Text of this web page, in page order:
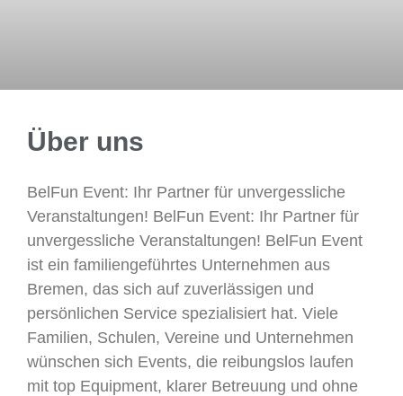
Über uns
BelFun Event: Ihr Partner für unvergessliche
Veranstaltungen! BelFun Event: Ihr Partner für
unvergessliche Veranstaltungen! BelFun Event
ist ein familiengeführtes Unternehmen aus
Bremen, das sich auf zuverlässigen und
persönlichen Service spezialisiert hat. Viele
Familien, Schulen, Vereine und Unternehmen
wünschen sich Events, die reibungslos laufen
mit top Equipment, klarer Betreuung und ohne